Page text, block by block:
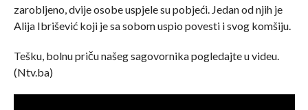
zarobljeno, dvije osobe uspjele su pobjeći. Jedan od njih je
Alija Ibrišević koji je sa sobom uspio povesti i svog komšiju.
Tešku, bolnu priču našeg sagovornika pogledajte u videu.
(Ntv.ba)